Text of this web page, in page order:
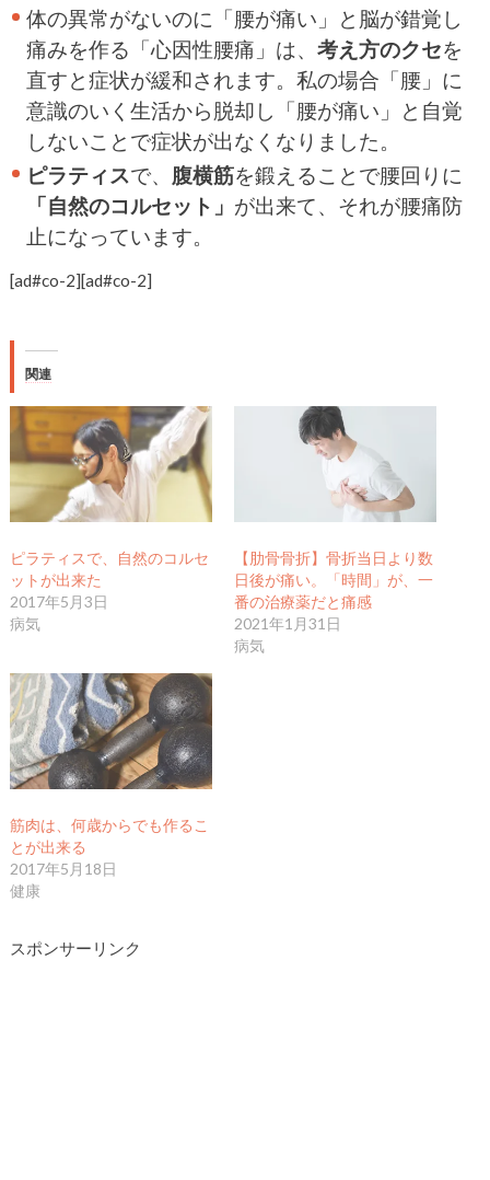
体の異常がないのに「腰が痛い」と脳が錯覚し
痛みを作る「心因性腰痛」は、考え方のクセを
直すと症状が緩和されます。私の場合「腰」に
意識のいく生活から脱却し「腰が痛い」と自覚
しないことで症状が出なくなりました。
ピラティスで、 腹横筋を鍛えることで腰回りに
「自然のコルセット」 が出来て、それが腰痛防
止になっています。
[ad#co-2] [ad#co-2]
関連
ピラティスで、自然のコルセ
ットが出来た
2017年5月3日
病気
【肋骨骨折】骨折当日より数
日後が痛い。「時間」が、一
番の治療薬だと痛感
2021年1月31日
病気
筋肉は、何歳からでも作るこ
とが出来る
2017年5月18日
健康
スポンサーリンク